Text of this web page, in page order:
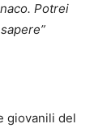
Potrei
giovanili del